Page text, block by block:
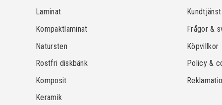
Laminat
Kompaktlaminat
Natursten
Rostfri diskbänk
Komposit
Keramik
Kundtjänst
Frågor &
Köpvillkor
Policy &